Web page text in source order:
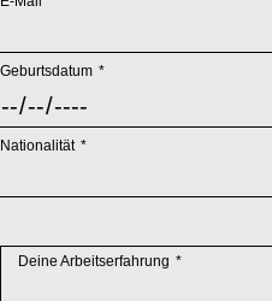
Pflichtfeld
Geburtsdatum *
Pflichtfeld
Nationalität *
Pflichtfeld
Deine Arbeitserfahrung *